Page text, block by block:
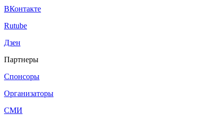
ВКонтакте
Rutube
Дзен
Партнеры
Спонсоры
Организаторы
СМИ